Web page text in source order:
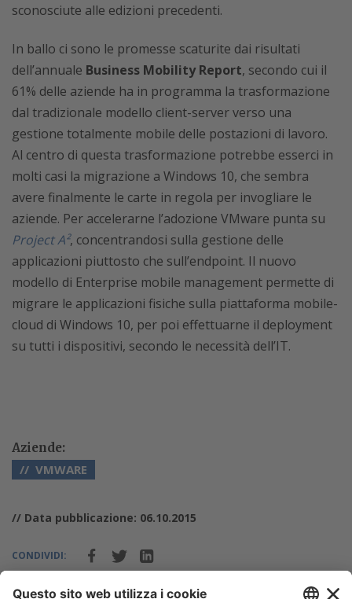
sconosciute alle edizioni precedenti.
In ballo ci sono le promesse scaturite dai risultati
dell’annuale Business Mobility Report, secondo cui il
61% delle aziende ha in programma la trasformazione
dal tradizionale modello client-server verso una
gestione totalmente mobile delle postazioni di lavoro.
Al centro di questa trasformazione potrebbe esserci in
molti casi la migrazione a Windows 10, che sembra
avere finalmente le carte in regola per invogliare le
aziende. Per accelerarne l’adozione VMware punta su
Project A², concentrandosi sulla gestione delle
applicazioni piuttosto che sull’endpoint. Il nuovo
modello di Enterprise mobile management permette di
migrare le applicazioni fisiche sulla piattaforma mobile-
cloud di Windows 10, per poi effettuarne il deployment
su tutti i dispositivi, secondo le necessità dell’IT.
Aziende:
VMWARE
// Data pubblicazione: 06.10.2015
CONDIVIDI: